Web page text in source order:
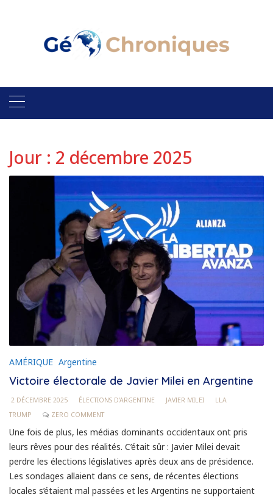
Jour : 2 décembre 2025
AMÉRIQUE Argentine
Victoire électorale de Javier Milei en Argentine
2 DÉCEMBRE 2025 ÉLECTIONS D'ARGENTINE JAVIER MILEI
LLA
TRUMP
ZERO COMMENT
Une fois de plus, les médias dominants occidentaux ont pris
leurs rêves pour des réalités. C’était sûr : Javier Milei devait
perdre les élections législatives après deux ans de présidence.
Les sondages allaient dans ce sens, de récentes élections
locales s’étaient mal passées et les Argentins ne supportaient